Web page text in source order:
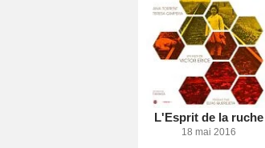
L'Esprit de la ruche
18 mai 2016